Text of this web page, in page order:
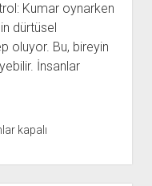
Kumar oynarken
dürtüsel
oluyor. Bu, bireyin
İnsanlar
kapalı